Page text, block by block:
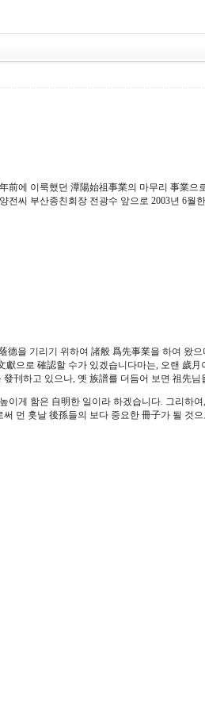
에 이룩했던 潭陽始祖事業의 마무리 事業으
전씨 부산종친회장 전광수 앞으로 2003년 6월
을 기리기 위하여 諸般 爲先事業을 하여 왔
으로 確認할 수가 있겠습니다마는, 오랜 歲
刊하고 있으나, 옛 族譜를 더듬어 보면 祖先
게 함은 自明한 일이라 하겠습니다. 그리하
먼 훗날 後孫들의 보다 중요한 冊子가 될 것